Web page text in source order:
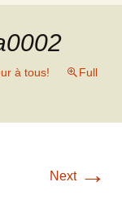
à tous!
Full
Next →